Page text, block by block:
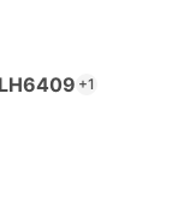
+1